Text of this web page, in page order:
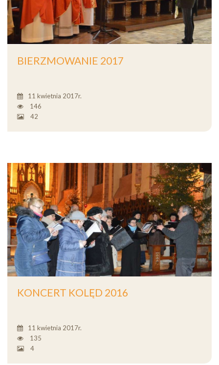
BIERZMOWANIE 2017
11 kwietnia 2017r.
146
42
KONCERT KOLĘD 2016
11 kwietnia 2017r.
135
4